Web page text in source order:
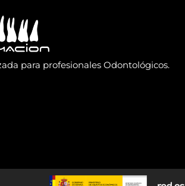
para profesionales Odontológicos.